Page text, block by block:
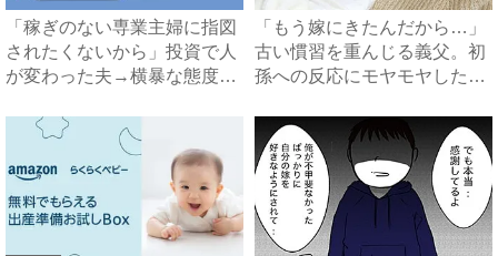
「稼ぎのない専業主婦に指図
されたくないから」投資で人
が変わった夫→横暴な態度に
「もう嫁にきたんだから…」
古い慣習を重んじる義父。初
孫への反応にモヤモヤした体